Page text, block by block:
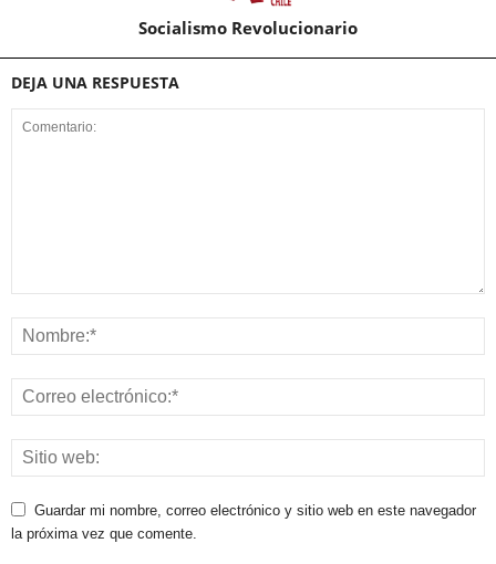
Socialismo Revolucionario
DEJA UNA RESPUESTA
Guardar mi nombre, correo electrónico y sitio web en este navegador
la próxima vez que comente.